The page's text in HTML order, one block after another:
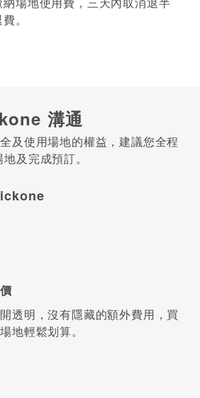
。
溝通
及使用場地的權益，建議您全程
及完成預訂。
透明，沒有隱藏的額外費用，買
地輕鬆划算。